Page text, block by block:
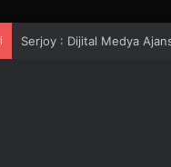
UETDS Nedir ? Uetds.com